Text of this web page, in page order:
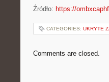
Źródło: https://
CATEGORIES: UKRYTE
Comments are closed.